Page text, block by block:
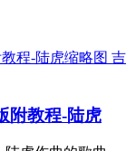
吉
附教程-陆虎